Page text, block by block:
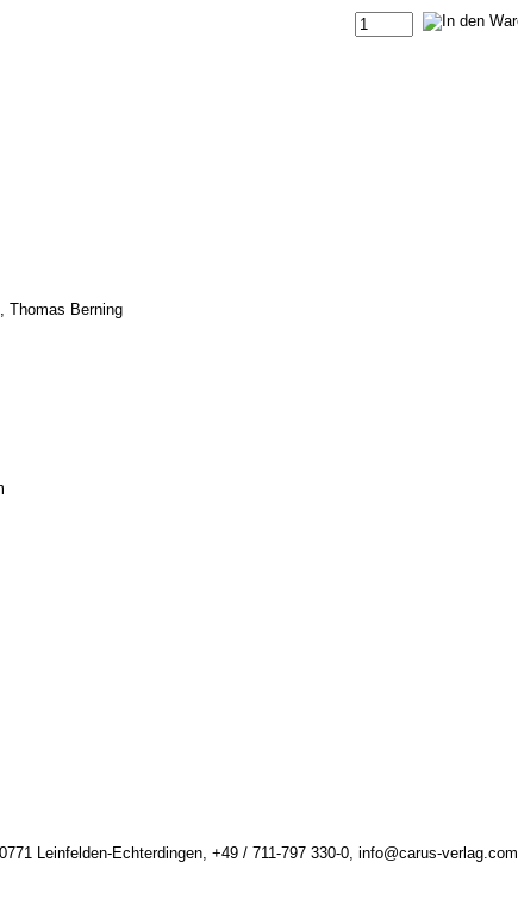
Thomas Berning
Leinfelden-Echterdingen, +49 / 711-797 330-0, info@carus-verlag.com